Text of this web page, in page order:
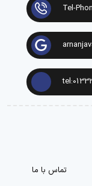
Tel-
تماس با ما